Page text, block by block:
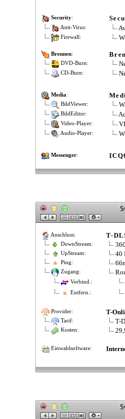
Security:
Anti-Virus:
Firewall:
Brennen:
DVD-Burn:
CD-Burn:
Media:
BildViewer:
BildEditor:
Video-Player:
Audio-Player:
Messenger:
Anschluss: T-
DownStream:
UpStream: 40
Ping:
Zugang:
Verbind.:
Entfern.:
Provider: T-
Tarif: T-
Kosten:
Einwahlsoftware: